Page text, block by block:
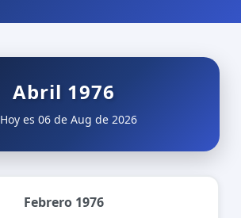
Abril 1976
Hoy es 06 de Aug de 2026
Febrero 1976